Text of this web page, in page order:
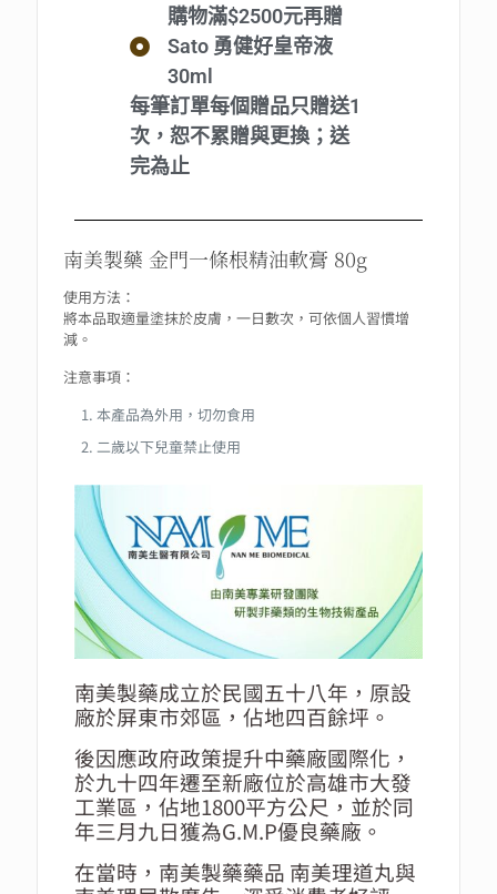
購物滿$2500元再贈
Sato 勇健好皇帝液
30ml
每筆訂單每個贈品只贈送1
次，恕不累贈與更換；送
完為止
南美製藥 金門一條根精油軟膏 80g
使用方法：
將本品取適量塗抹於皮膚，一日數次，可依個人習慣增
減。
注意事項：
本產品為外用，切勿食用
二歲以下兒童禁止使用
南美製藥成立於民國五十八年，原設
廠於屏東市郊區，佔地四百餘坪。
後因應政府政策提升中藥廠國際化，
於九十四年遷至新廠位於高雄市大發
工業區，佔地1800平方公尺，並於同
年三月九日獲為G.M.P優良藥廠。
在當時，南美製藥藥品 南美理道丸與